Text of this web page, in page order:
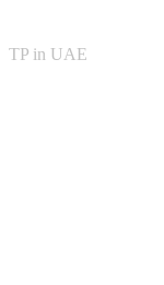
TP in UAE